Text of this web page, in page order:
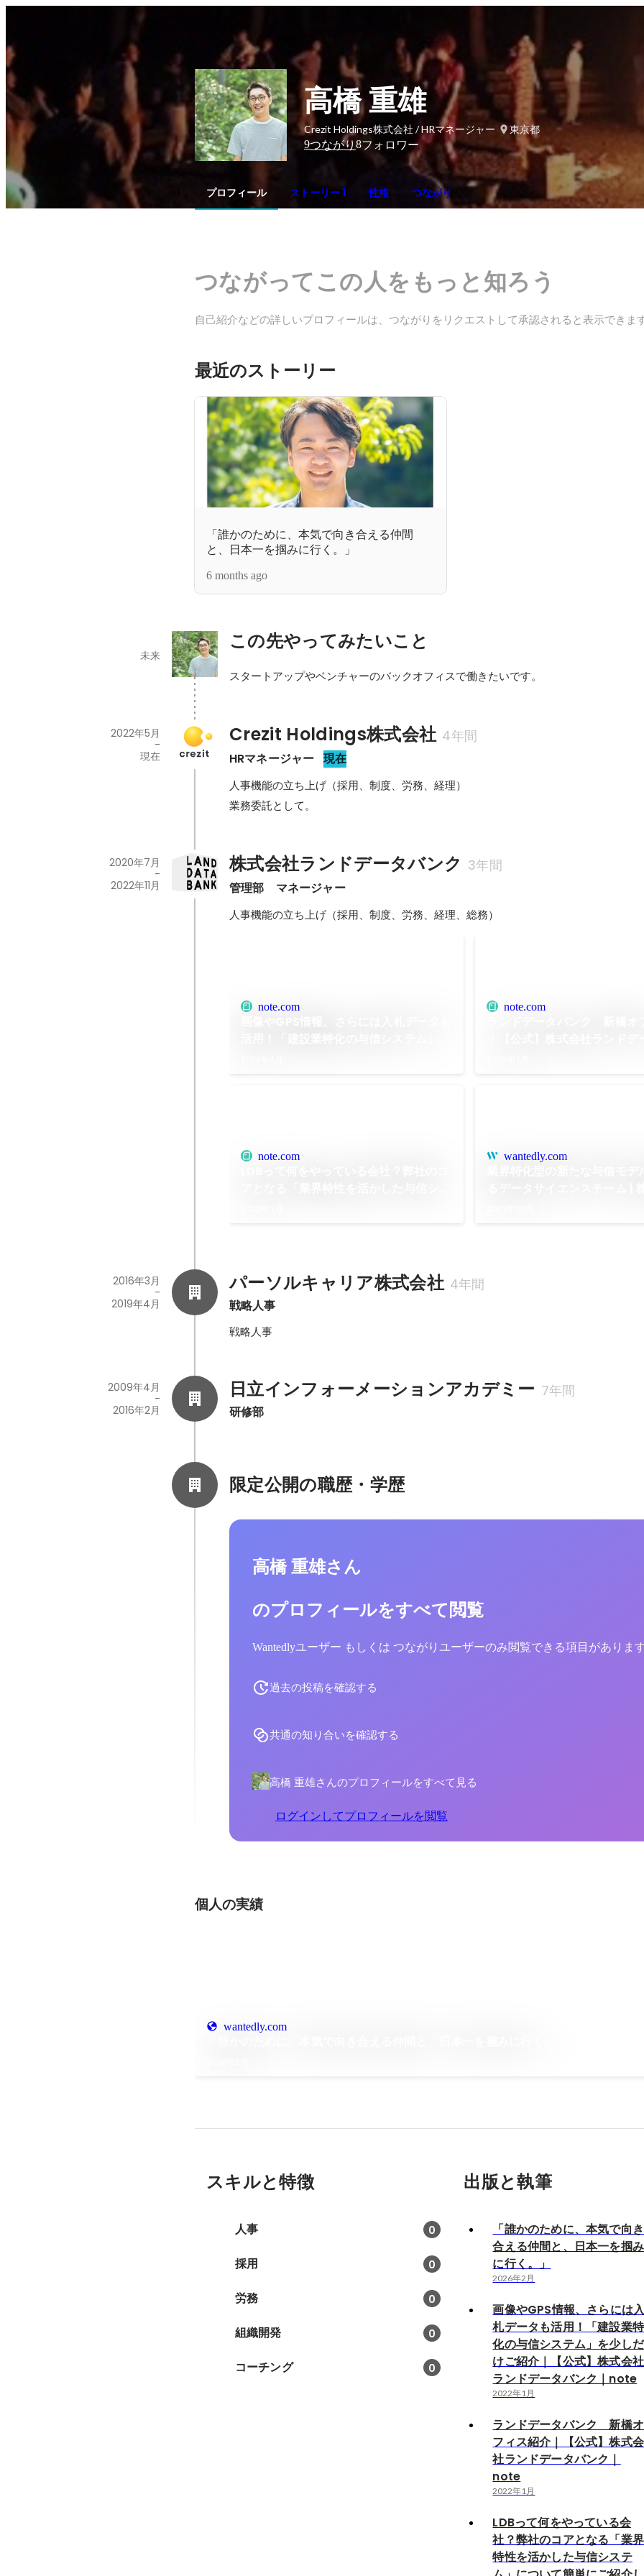
高橋 重雄
Crezit Holdings株式会社 / HRマネージャー
東京都
9つながり 8フォロワー
プロフィール ストーリー 1 性格 つながり
つながってこの人をもっと知ろう
自己紹介などの詳しいプロフィールは、つながりをリクエストして承認されると表示できま
最近のストーリー
「誰かのために、本気で向き合える仲間
と、日本一を掴みに行く。」
6 months ago
この先やってみたいこと
未来
スタートアップやベンチャーのバックオフィスで働きたいです。
Crezit Holdings株式会社 4年間
HRマネージャー 現在
2022年5月
-
現在
人事機能の立ち上げ（採用、制度、労務、経理）
業務委託として。
株式会社ランドデータバンク 3年間
管理部　マネージャー
2020年7月
-
2022年11月
人事機能の立ち上げ（採用、制度、労務、経理、総務）
note.com note.com
note.com wantedly.com
パーソルキャリア株式会社 4年間
戦略人事
2016年3月
-
2019年4月
戦略人事
日立インフォーメーションアカデミー 7年間
研修部
2009年4月
-
2016年2月
限定公開の職歴・学歴
高橋 重雄さん
のプロフィールをすべて閲覧
Wantedlyユーザー もしくは つながりユーザーのみ閲覧できる項目がありま
過去の投稿を確認する
共通の知り合いを確認する
高橋 重雄さんのプロフィールをすべて見る
ログインしてプロフィールを閲覧
個人の実績
wantedly.com
スキルと特徴
人事 0
採用 0
労務 0
組織開発 0
コーチング 0
出版と執筆
「誰かのために、本気で向き
合える仲間と、日本一を掴み
に行く。」
2026年2月
画像やGPS情報、さらには
札データも活用！「建設業特
化の与信システム」を少しだ
けご紹介｜【公式】株式会社
ランドデータバンク｜note
2022年1月
ランドデータバンク 新橋オ
フィス紹介｜【公式】株式会
社ランドデータバンク｜
note
2022年1月
LDBって何をやっている会
社？弊社のコアとなる「業界
特性を活かした与信システ